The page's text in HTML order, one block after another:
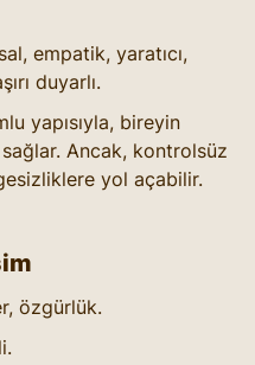
empatik, yaratıcı,
duyarlı.
yapısıyla, bireyin
Ancak, kontrolsüz
yol açabilir.
özgürlük.